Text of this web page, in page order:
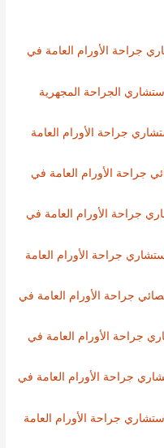
جراحة الأورام العامة في
الجراحة المجهرية
جراحة الأورام العامة
جراحة الأورام العامة في
جراحة الأورام العامة في
جراحة الأورام العامة
جراحة الأورام العامة في
جراحة الأورام العامة في
جراحة الأورام العامة في
جراحة الأورام العامة